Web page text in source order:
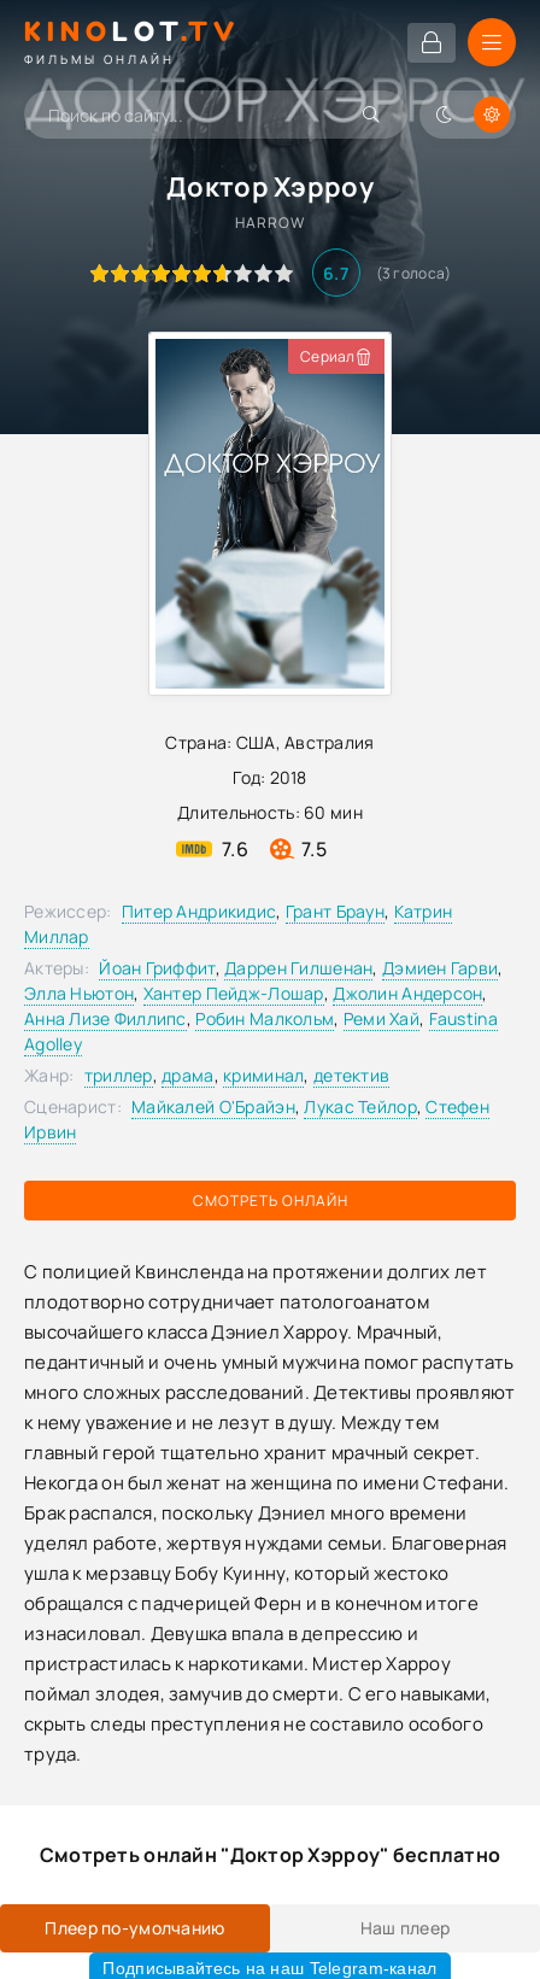
KINOLOT.TV
ФИЛЬМЫ ОНЛАЙН
Доктор Хэрроу
HARROW
6.7 (3 голоса)
Страна: США,Австралия
Год: 2018
Длительность: 60 мин
7.6 7.5
Сериал
СМОТРЕТЬ ОНЛАЙН
Режиссер: Питер Андрикидис, Грант Браун, Катрин
Миллар
Актеры: Йоан Гриффит,Даррен Гилшенан, Дэмиен Гарви,
Элла Ньютон, Хантер Пейдж-Лошар,Джолин Андерсон,
Анна Лизе Филлипс, Робин Малкольм, Реми Хай, Faustina
Agolley
Жанр: триллер,драма, криминал, детектив
Сценарист: Майкалей О'Брайэн,Лукас Тейлор,Стефен
Ирвин
С полицией Квинсленда на протяжении долгих лет
плодотворно сотрудничает патологоанатом
высочайшего класса Дэниел Харроу. Мрачный,
педантичный и очень умный мужчина помог распутать
много сложных расследований. Детективы проявляют
к нему уважение и не лезут в душу. Между тем
главный герой тщательно хранит мрачный секрет.
Некогда он был женат на женщина по имени Стефани.
Брак распался, поскольку Дэниел много времени
уделял работе, жертвуя нуждами семьи. Благоверная
ушла к мерзавцу Бобу Куинну, который жестоко
обращался с падчерицей Ферн и в конечном итоге
изнасиловал. Девушка впала в депрессию и
пристрастилась к наркотиками. Мистер Харроу
поймал злодея, замучив до смерти. С его навыками,
скрыть следы преступления не составило особого
труда.
Смотреть онлайн "Доктор Хэрроу" бесплатно
Плеер по-умолчанию Наш плеер
Подписывайтесь на наш Telegram-канал